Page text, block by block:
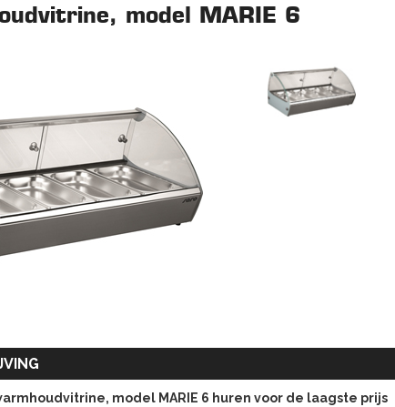
model MARIE 6
model MARIE 6 huren voor de laagste prijs